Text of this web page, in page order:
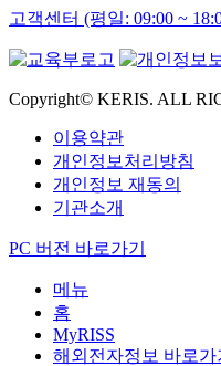
고객센터 (평일: 09:00 ~
Copyright© KERIS. ALL
이용약관
개인정보처리방침
개인정보 재동의
기관소개
PC 버전 바로가기
메뉴
홈
MyRISS
해외전자정보 바로가